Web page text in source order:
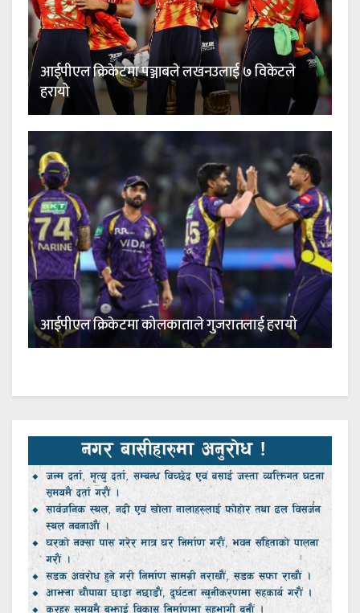
आईपीएल क्रिकेटमा पञ्जाबले लखनउलाई ७ विकेटले
हरायो
आईपीएल क्रिकेटमा कोलकाताले गुजरातलाई हरायो